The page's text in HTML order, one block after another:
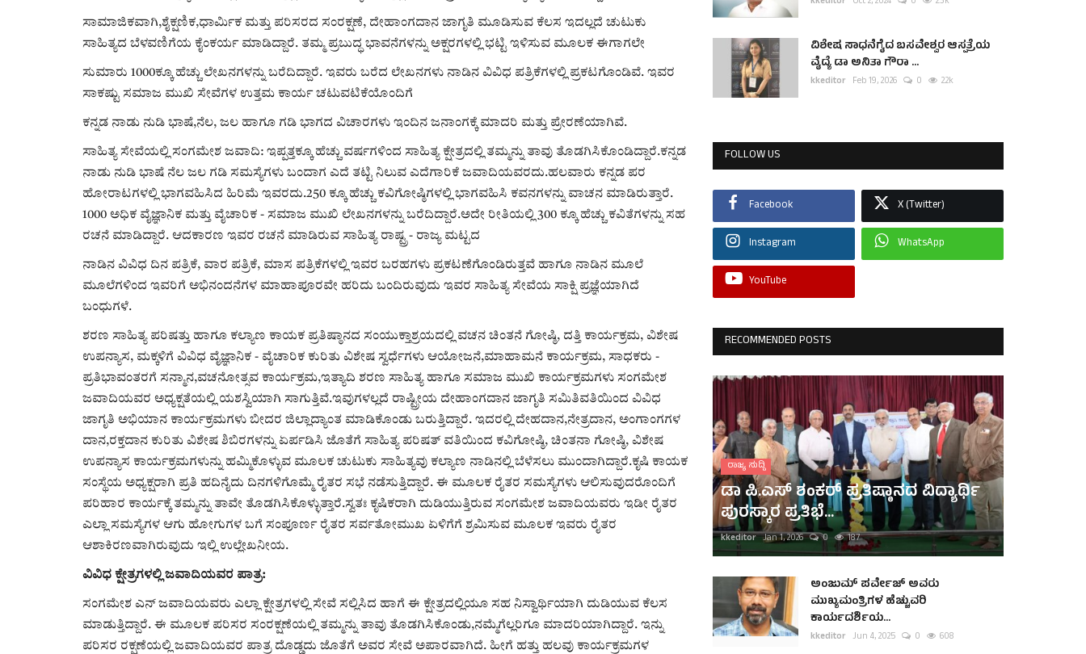
ಸಾಮಾಜಿಕವಾಗಿ,ಶೈಕ್ಷಣಿಕ,ಧಾರ್ಮಿಕ ಮತ್ತು ಪರಿಸರದ ಸಂರಕ್ಷಣೆ, ದೇಹಾಂಗದಾನ ಜಾಗೃತಿ ಮೂಡಿಸುವ ಕೆಲಸ ಇದಲ್ಲದೆ ಚುಟುಕು
ಸಾಹಿತ್ಯದ ಬೆಳವಣಿಗೆಯ ಕೈಂಕರ್ಯ ಮಾಡಿದ್ದಾರೆ. ತಮ್ಮ ಪ್ರಬುದ್ಧ ಭಾವನೆಗಳನ್ನು ಅಕ್ಷರಗಳಲ್ಲಿ ಭಟ್ಟಿ ಇಳಿಸುವ ಮೂಲಕ ಈಗಾಗಲೇ
ಸುಮಾರು 1000ಕ್ಕೂ ಹೆಚ್ಚು ಲೇಖನಗಳನ್ನು ಬರೆದಿದ್ದಾರೆ. ಇವರು ಬರೆದ ಲೇಖನಗಳು ನಾಡಿನ ವಿವಿಧ ಪತ್ರಿಕೆಗಳಲ್ಲಿ ಪ್ರಕಟಗೊಂಡಿವೆ. ಇವರ
ಸಾಕಷ್ಟು ಸಮಾಜ ಮುಖಿ ಸೇವೆಗಳ ಉತ್ತಮ ಕಾರ್ಯ ಚಟುವಟಿಕೆಯೊಂದಿಗೆ
ಕನ್ನಡ ನಾಡು ನುಡಿ ಭಾಷೆ,ನೆಲ, ಜಲ ಹಾಗೂ ಗಡಿ ಭಾಗದ ವಿಚಾರಗಳು ಇಂದಿನ ಜನಾಂಗಕ್ಕೆ ಮಾದರಿ ಮತ್ತು ಪ್ರೇರಣೆಯಾಗಿವೆ.
ಸಾಹಿತ್ಯ ಸೇವೆಯಲ್ಲಿ ಸಂಗಮೇಶ ಜವಾದಿ: ಇಪ್ಪತ್ತಕ್ಕೂ ಹೆಚ್ಚು ವರ್ಷಗಳಿಂದ ಸಾಹಿತ್ಯ ಕ್ಷೇತ್ರದಲ್ಲಿ ತಮ್ಮನ್ನು ತಾವು ತೊಡಗಿಸಿಕೊಂಡಿದ್ದಾರೆ.ಕನ್ನಡ
ನಾಡು ನುಡಿ ಭಾಷೆ ನೆಲ ಜಲ ಗಡಿ ಸಮಸ್ಯೆಗಳು ಬಂದಾಗ ಎದೆ ತಟ್ಟಿ ನಿಲುವ ಎದೆಗಾರಿಕೆ ಜವಾದಿಯವರದು.ಹಲವಾರು ಕನ್ನಡ ಪರ
ಹೋರಾಟಗಳಲ್ಲಿ ಭಾಗವಹಿಸಿದ ಹಿರಿಮೆ ಇವರದು.250 ಕ್ಕೂ ಹೆಚ್ಚು ಕವಿಗೋಷ್ಠಿಗಳಲ್ಲಿ ಭಾಗವಹಿಸಿ ಕವನಗಳನ್ನು ವಾಚನ ಮಾಡಿರುತ್ತಾರೆ.
1000 ಅಧಿಕ ವೈಜ್ಞಾನಿಕ ಮತ್ತು ವೈಚಾರಿಕ - ಸಮಾಜ ಮುಖಿ ಲೇಖನಗಳನ್ನು ಬರೆದಿದ್ದಾರೆ.ಅದೇ ರೀತಿಯಲ್ಲಿ 300 ಕ್ಕೂ ಹೆಚ್ಚು ಕವಿತೆಗಳನ್ನು ಸಹ
ರಚನೆ ಮಾಡಿದ್ದಾರೆ. ಆದಕಾರಣ ಇವರ ರಚನೆ ಮಾಡಿರುವ ಸಾಹಿತ್ಯ ರಾಷ್ಟ್ರ - ರಾಜ್ಯ ಮಟ್ಟದ
ನಾಡಿನ ವಿವಿಧ ದಿನ ಪತ್ರಿಕೆ, ವಾರ ಪತ್ರಿಕೆ, ಮಾಸ ಪತ್ರಿಕೆಗಳಲ್ಲಿ ಇವರ ಬರಹಗಳು ಪ್ರಕಟಣೆಗೊಂಡಿರುತ್ತವೆ ಹಾಗೂ ನಾಡಿನ ಮೂಲೆ
ಮೂಲೆಗಳಿಂದ ಇವರಿಗೆ ಅಭಿನಂದನೆಗಳ ಮಾಹಾಪೂರವೇ ಹರಿದು ಬಂದಿರುವುದು ಇವರ ಸಾಹಿತ್ಯ ಸೇವೆಯ ಸಾಕ್ಷಿ ಪ್ರಜ್ಞೆಯಾಗಿದೆ
ಬಂಧುಗಳೆ.
ಶರಣ ಸಾಹಿತ್ಯ ಪರಿಷತ್ತು ಹಾಗೂ ಕಲ್ಯಾಣ ಕಾಯಕ ಪ್ರತಿಷ್ಠಾನದ ಸಂಯುಕ್ತಾಶ್ರಯದಲ್ಲಿ ವಚನ ಚಿಂತನೆ ಗೋಷ್ಠಿ, ದತ್ತಿ ಕಾರ್ಯಕ್ರಮ, ವಿಶೇಷ
ಉಪನ್ಯಾಸ, ಮಕ್ಕಳಿಗೆ ವಿವಿಧ ವೈಜ್ಞಾನಿಕ - ವೈಚಾರಿಕ ಕುರಿತು ವಿಶೇಷ ಸ್ವರ್ಧೆಗಳು ಆಯೋಜನೆ,ಮಾಹಾಮನೆ ಕಾರ್ಯಕ್ರಮ, ಸಾಧಕರು -
ಪ್ರತಿಭಾವಂತರಗೆ ಸನ್ಮಾನ,ವಚನೋತ್ಸವ ಕಾರ್ಯಕ್ರಮ,ಇತ್ಯಾದಿ ಶರಣ ಸಾಹಿತ್ಯ ಹಾಗೂ ಸಮಾಜ ಮುಖಿ ಕಾರ್ಯಕ್ರಮಗಳು ಸಂಗಮೇಶ
ಜವಾದಿಯವರ ಅಧ್ಯಕ್ಷತೆಯಲ್ಲಿ ಯಶಸ್ವಿಯಾಗಿ ಸಾಗುತ್ತಿವೆ.ಇವುಗಳಲ್ಲದೆ ರಾಷ್ಟ್ರೀಯ ದೇಹಾಂಗದಾನ ಜಾಗೃತಿ ಸಮಿತಿವತಿಯಿಂದ ವಿವಿಧ
ಜಾಗೃತಿ ಅಭಿಯಾನ ಕಾರ್ಯಕ್ರಮಗಳು ಬೀದರ ಜಿಲ್ಲಾದ್ಯಾಂತ ಮಾಡಿಕೊಂಡು ಬರುತ್ತಿದ್ದಾರೆ. ಇದರಲ್ಲಿ ದೇಹದಾನ,ನೇತ್ರದಾನ, ಅಂಗಾಂಗಗಳ
ದಾನ,ರಕ್ತದಾನ ಕುರಿತು ವಿಶೇಷ ಶಿಬಿರಗಳನ್ನು ಏರ್ಪಡಿಸಿ ಜೊತೆಗೆ ಸಾಹಿತ್ಯ ಪರಿಷತ್ ವತಿಯಿಂದ ಕವಿಗೋಷ್ಠಿ, ಚಿಂತನಾ ಗೋಷ್ಠಿ, ವಿಶೇಷ
ಉಪನ್ಯಾಸ ಕಾರ್ಯಕ್ರಮಗಳುನ್ನು ಹಮ್ಮಿಕೊಳ್ಳುವ ಮೂಲಕ ಚುಟುಕು ಸಾಹಿತ್ಯವು ಕಲ್ಯಾಣ ನಾಡಿನಲ್ಲಿ ಬೆಳೆಸಲು ಮುಂದಾಗಿದ್ದಾರೆ.ಕೃಷಿ ಕಾಯಕ
ಸಂಸ್ಥೆಯ ಅಧ್ಯಕ್ಷರಾಗಿ ಪ್ರತಿ ಹದಿನೈದು ದಿನಗಳಿಗೊಮ್ಮೆ ರೈತರ ಸಭೆ ನಡೆಸುತ್ತಿದ್ದಾರೆ. ಈ ಮೂಲಕ ರೈತರ ಸಮಸ್ಯೆಗಳು ಆಲಿಸುವುದರೊಂದಿಗೆ
ಪರಿಹಾರ ಕಾರ್ಯಕ್ಕೆ ತಮ್ಮನ್ನು ತಾವೇ ತೊಡಗಿಸಿಕೊಳ್ಳುತ್ತಾರೆ.ಸ್ವತಃ ಕೃಷಿಕರಾಗಿ ದುಡಿಯುತ್ತಿರುವ ಸಂಗಮೇಶ ಜವಾದಿಯವರು ಇಡೀ ರೈತರ
ಎಲ್ಲಾ ಸಮಸ್ಯೆಗಳ ಆಗು ಹೋಗುಗಳ ಬಗೆ ಸಂಪೂರ್ಣ ರೈತರ ಸರ್ವತೋಮುಖ ಏಳಿಗೆಗೆ ಶ್ರಮಿಸುವ ಮೂಲಕ ಇವರು ರೈತರ
ಆಶಾಕಿರಣವಾಗಿರುವುದು ಇಲ್ಲಿ ಉಲ್ಲೇಖನೀಯ.
ವಿವಿಧ ಕ್ಷೇತ್ರಗಳಲ್ಲಿ ಜವಾದಿಯವರ ಪಾತ್ರ:
ಸಂಗಮೇಶ ಎನ್ ಜವಾದಿಯವರು ಎಲ್ಲಾ ಕ್ಷೇತ್ರಗಳಲ್ಲಿ ಸೇವೆ ಸಲ್ಲಿಸಿದ ಹಾಗೆ ಈ ಕ್ಷೇತ್ರದಲ್ಲಿಯೂ ಸಹ ನಿಸ್ವಾರ್ಥಿಯಾಗಿ ದುಡಿಯುವ ಕೆಲಸ
ಮಾಡುತ್ತಿದ್ದಾರೆ. ಈ ಮೂಲಕ ಪರಿಸರ ಸಂರಕ್ಷಣೆಯಲ್ಲಿ ತಮ್ಮನ್ನು ತಾವು ತೊಡಗಿಸಿಕೊಂಡು,ನಮ್ಮೆಗೆಲ್ಲರಿಗೂ ಮಾದರಿಯಾಗಿದ್ದಾರೆ. ಇನ್ನು
ಪರಿಸರ ರಕ್ಷಣೆಯಲ್ಲಿ ಜವಾದಿಯವರ ಪಾತ್ರ ದೊಡ್ಡದು ಜೊತೆಗೆ ಅವರ ಸೇವೆ ಅಪಾರವಾಗಿದೆ. ಹೀಗೆ ಹತ್ತು ಹಲವು ಕಾರ್ಯಕ್ರಮಗಳ
ವಿಶೇಷ ಸಾಧನೆಗೈದ ಬಸವೇಶ್ವರ ಆಸ್ಪತ್ರೆಯ
ವೈದ್ಯೆ ಡಾ ಅನಿತಾ ಗೌರಾ ...
kkeditor Feb 19, 2026 0 2.2k
FOLLOW US
Facebook X (Twitter)
Instagram WhatsApp
YouTube
RECOMMENDED POSTS
ರಾಜ್ಯ ಸುದ್ದಿ
ಡಾ ಪಿ.ಎಸ್ ಶಂಕರ್ ಪ್ರತಿಷ್ಠಾನದ ವಿದ್ಯಾರ್ಥಿ
ಪುರಸ್ಕಾರ ಪ್ರತಿಭೆ...
kkeditor Jan 1, 2026 0 187
ಅಂಜುಮ್ ಪರ್ವೇಜ್ ಅವರು
ಮುಖ್ಯಮಂತ್ರಿಗಳ ಹೆಚ್ಚುವರಿ
ಕಾರ್ಯದರ್ಶಿಯ...
kkeditor Jun 4, 2025 0 608